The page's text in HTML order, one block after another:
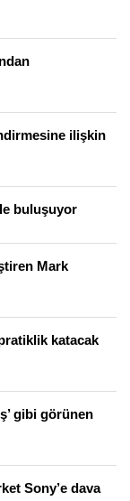
ilişkin
buluşuyor
Mark
katacak
gibi görünen
Sony’e dava